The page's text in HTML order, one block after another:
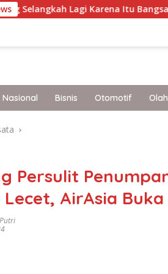
Karena Itu Bangsa Maju
Nasional Bisnis Otomotif
Persulit
Lecet, AirAsia